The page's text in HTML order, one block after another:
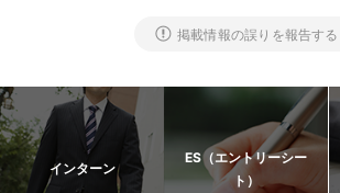
掲載情報の誤りを報告する
インターン
ES（エントリーシー
ト）